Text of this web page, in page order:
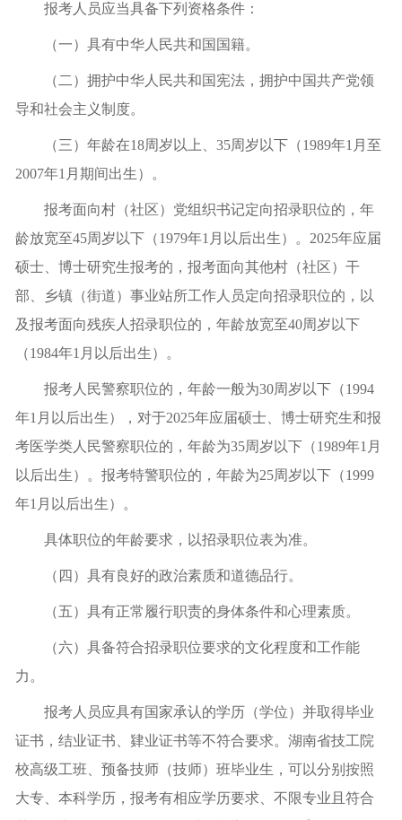
报考人员应当具备下列资格条件：
（一）具有中华人民共和国国籍。
（二）拥护中华人民共和国宪法，拥护中国共产党领
导和社会主义制度。
（三）年龄在18周岁以上、35周岁以下（1989年1月至
2007年1月期间出生）。
报考面向村（社区）党组织书记定向招录职位的，年
龄放宽至45周岁以下（1979年1月以后出生）。2025年应届
硕士、博士研究生报考的，报考面向其他村（社区）干
部、乡镇（街道）事业站所工作人员定向招录职位的，以
及报考面向残疾人招录职位的，年龄放宽至40周岁以下
（1984年1月以后出生）。
报考人民警察职位的，年龄一般为30周岁以下（1994
年1月以后出生），对于2025年应届硕士、博士研究生和报
考医学类人民警察职位的，年龄为35周岁以下（1989年1月
以后出生）。报考特警职位的，年龄为25周岁以下（1999
年1月以后出生）。
具体职位的年龄要求，以招录职位表为准。
（四）具有良好的政治素质和道德品行。
（五）具有正常履行职责的身体条件和心理素质。
（六）具备符合招录职位要求的文化程度和工作能
力。
报考人员应具有国家承认的学历（学位）并取得毕业
证书，结业证书、肄业证书等不符合要求。湖南省技工院
校高级工班、预备技师（技师）班毕业生，可以分别按照
大专、本科学历，报考有相应学历要求、不限专业且符合